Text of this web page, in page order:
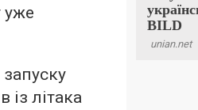
уже
із літака